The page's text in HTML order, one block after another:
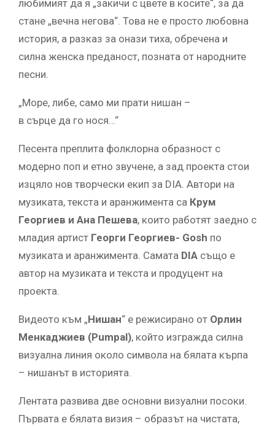
любимият да я „закичи с цвете в косите“, за да
стане „вечна негова“. Това не е просто любовна
история, а разказ за онази тиха, обречена и
силна женска преданост, позната от народните
песни.
„Море, либе, само ми прати нишан –
в сърце да го нося…“
Песента преплита фолклорна образност с
модерно поп и етно звучене, а зад проекта стои
изцяло нов творчески екип за DIA. Автори на
музиката, текста и аранжимента са Крум
Георгиев и Ана Пешева, които работят заедно с
младия артист Георги Георгиев- Gosh по
музиката и аранжимента. Самата DIA също е
автор на музиката и текста и продуцент на
проекта.
Видеото към „Нишан“ е режисирано от Орлин
Менкаджиев (Pumpal), който изгражда силна
визуална линия около символа на бялата кърпа
– нишанът в историята.
Лентата развива две основни визуални посоки.
Първата е бялата визия – образът на чистата,